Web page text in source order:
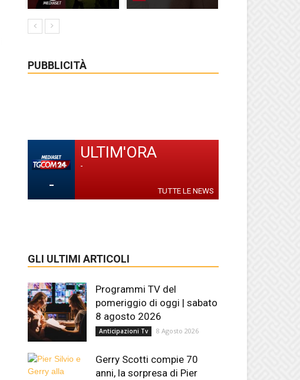
PUBBLICITÀ
-
ULTIM'ORA
-
TUTTE LE NEWS
GLI ULTIMI ARTICOLI
Programmi TV del
pomeriggio di oggi | sabato
8 agosto 2026
Anticipazioni Tv 8 Agosto 2026
Gerry Scotti compie 70
anni, la sorpresa di Pier